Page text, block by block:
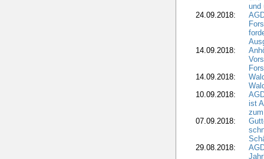
und
24.09.2018:
14.09.2018:
14.09.2018:
10.09.2018:
ist
07.09.2018:
29.08.2018: